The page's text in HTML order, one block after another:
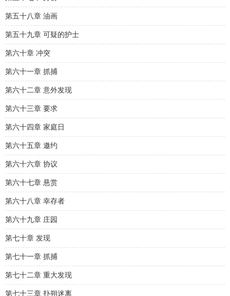
第五十八章 油画
第五十九章 可疑的护士
第六十章 冲突
第六十一章 抓捕
第六十二章 意外发现
第六十三章 要求
第六十四章 家庭日
第六十五章 邀约
第六十六章 协议
第六十七章 悬赏
第六十八章 幸存者
第六十九章 庄园
第七十章 发现
第七十一章 抓捕
第七十二章 重大发现
第七十三章 扑朔迷离